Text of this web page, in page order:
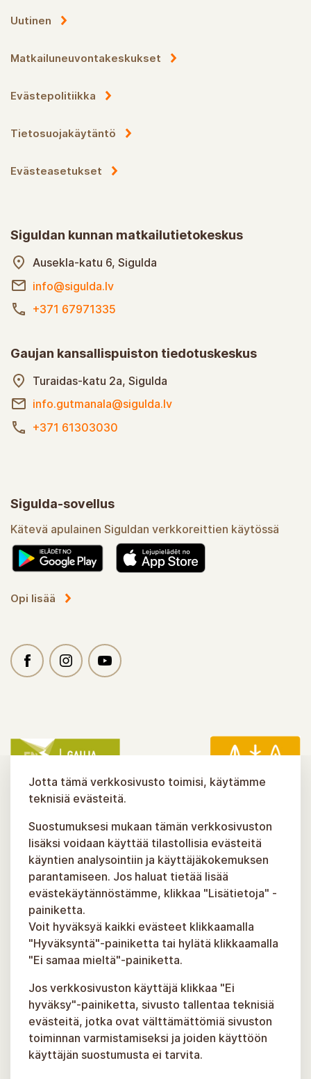
Uutinen
Matkailuneuvontakeskukset
Evästepolitiikka
Tietosuojakäytäntö
Evästeasetukset
Siguldan kunnan matkailutietokeskus
Ausekla-katu 6, Sigulda
info@sigulda.lv
+371 67971335
Gaujan kansallispuiston tiedotuskeskus
Turaidas-katu 2a, Sigulda
info.gutmanala@sigulda.lv
+371 61303030
Sigulda-sovellus
Kätevä apulainen Siguldan verkkoreittien käytössä
Opi lisää
Jotta tämä verkkosivusto toimisi, käytämme
teknisiä evästeitä.
Suostumuksesi mukaan tämän verkkosivuston
lisäksi voidaan käyttää tilastollisia evästeitä
käyntien analysointiin ja käyttäjäkokemuksen
parantamiseen. Jos haluat tietää lisää
evästekäytännöstämme, klikkaa "Lisätietoja" -
painiketta.
Voit hyväksyä kaikki evästeet klikkaamalla
"Hyväksyntä"-painiketta tai hylätä klikkaamalla
"Ei samaa mieltä"-painiketta.
Jos verkkosivuston käyttäjä klikkaa "Ei
hyväksy"-painiketta, sivusto tallentaa teknisiä
evästeitä, jotka ovat välttämättömiä sivuston
toiminnan varmistamiseksi ja joiden käyttöön
käyttäjän suostumusta ei tarvita.